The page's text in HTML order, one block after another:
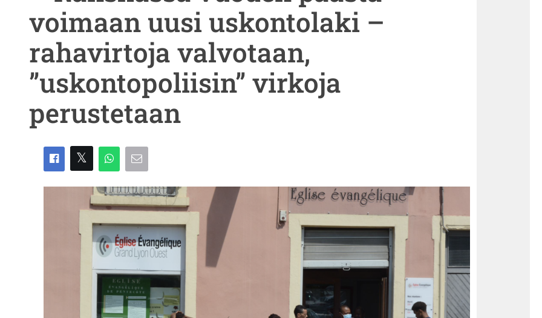
voimaan uusi uskontolaki –
rahavirtoja valvotaan,
”uskontopoliisin” virkoja
perustetaan